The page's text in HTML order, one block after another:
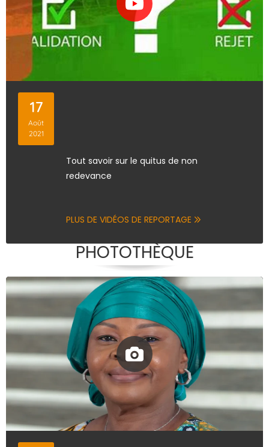
Tout savoir sur le quitus de non
redevance
17
Août
2021
PLUS DE VIDÉOS DE REPORTAGE
PHOTOTHÈQUE